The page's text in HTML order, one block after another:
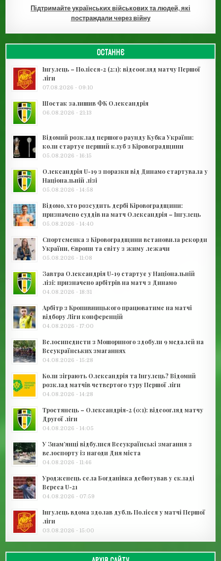
Підтримайте українських військових та людей, які
постраждали через війну
ОСТАННЄ
Інгулець – Полісся-2 (2:1): відеоогляд матчу Першої
ліги
07.08.2026 - 09:10
Шостак залишив ФК Олександрія
06.08.2026 - 21:13
Відомий розклад першого раунду Кубка України:
коли стартує перший клуб з Кіровоградщини
05.08.2026 - 16:15
Олександрія U-19 з поразки від Динамо стартувала у
Національній лізі
05.08.2026 - 14:58
Відомо, хто розсудить дербі Кіровоградщини:
призначено суддів на матч Олександрія – Інгулець
05.08.2026 - 14:40
Спортсменка з Кіровоградщини встановила рекорди
України, Європи та світу з жиму лежачи
05.08.2026 - 11:08
Завтра Олександрія U-19 стартує у Національній
лізі: призначено арбітрів на матч з Динамо
04.08.2026 - 18:31
Арбітр з Кропивницького працюватиме на матчі
відбору Ліги конференцій
04.08.2026 - 17:00
Велосипедисти з Мошориного здобули 9 медалей на
Всеукраїнських змаганнях
04.08.2026 - 15:28
Коли зіграють Олександрія та Інгулець? Відомий
розклад матчів четвертого туру Першої ліги
04.08.2026 - 14:28
Тростянець – Олександрія-2 (0:1): відеоогляд матчу
Другої ліги
04.08.2026 - 14:05
У Знам’янці відбулися Всеукраїнські змагання з
велоспорту із нагоди Дня міста
04.08.2026 - 11:46
Уродженець села Богданівка дебютував у складі
Вереса U-21
04.08.2026 - 07:59
Інгулець вдома здолав дубль Полісся у матчі Першої
ліги
03.08.2026 - 15:00